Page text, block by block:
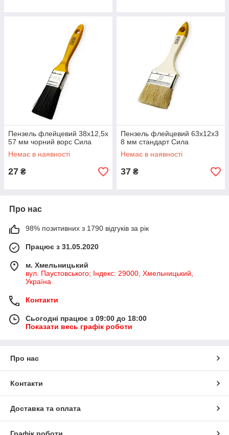
Пензель флейцевий 38x12,5x
57 мм чорний ворс Сила
Немає в наявності
27 ₴
Пензель флейцевий 63x12x3
8 мм стандарт Сила
Немає в наявності
37 ₴
Про нас
98% позитивних з 1790 відгуків за рік
Працює з 31.05.2020
м. Хмельницький
вул. Паустовського; Індекс: 29000, Хмельницький,
Україна
Контакти
Сьогодні працює з 09:00 до 18:00
Показати весь графік роботи
Про нас
Контакти
Доставка та оплата